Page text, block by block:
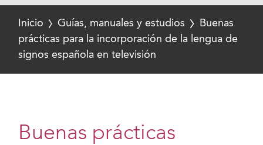
Inicio Guías, manuales y estudios
Buenas
prácticas para la incorporación de la lengua de
signos española en televisión
Buenas prácticas